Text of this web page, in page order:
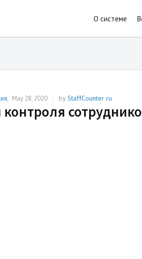
О системе
, May 28, 2020 byStaffCounter ru